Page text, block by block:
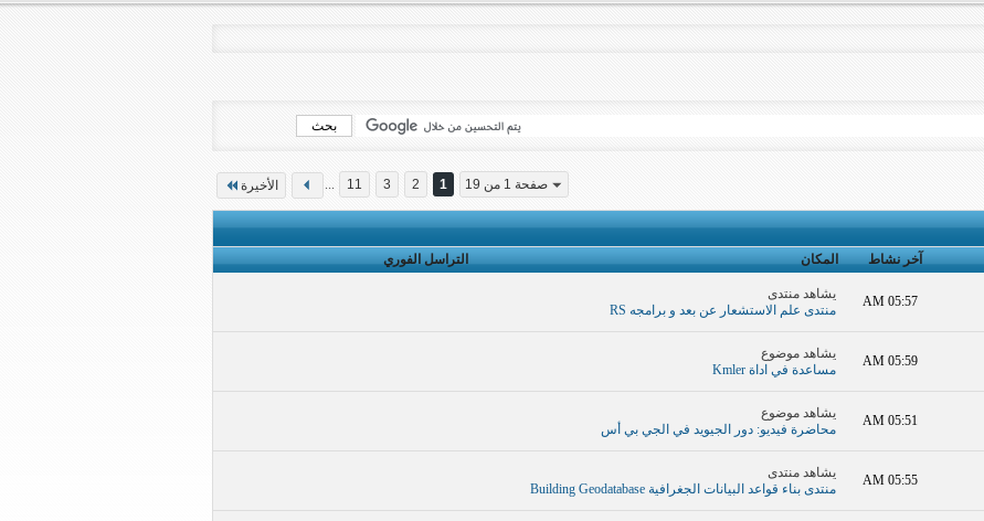
صفحة 1 من 19 1
2
3
11 الأخيرة
آخر نشاط المكان التراسل الفوري
05:57 AM
يشاهد منتدى
منتدى علم الاستشعار عن بعد و برامجه RS
05:59 AM
يشاهد موضوع
مساعدة في اداة Kmler
05:51 AM
يشاهد موضوع
محاضرة فيديو: دور الجيويد في الجي بي أس
05:55 AM
يشاهد منتدى
منتدى بناء قواعد البيانات الجغرافية Building Geodatabase